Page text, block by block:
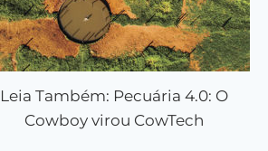
Leia Também: Pecuária 4.0: O
Cowboy virou CowTech